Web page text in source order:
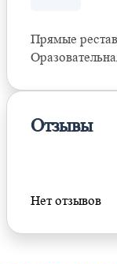
Прямые
Отзывы
Нет отзывов